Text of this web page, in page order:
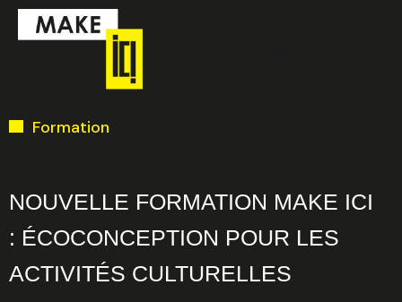
Aller
au
contenu
Formation
NOUVELLE FORMATION MAKE ICI
: ÉCOCONCEPTION POUR LES
ACTIVITÉS CULTURELLES
disponibles pour
la réunion
d’information en
ligne.